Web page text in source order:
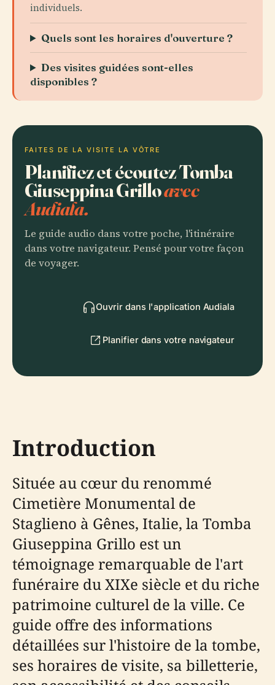
individuels.
Quels sont les horaires d'ouverture ?
Des visites guidées sont-elles
disponibles ?
FAITES DE LA VISITE LA VÔTRE
Planifiez et écoutez Tomba
Giuseppina Grilloavec
Audiala.
Le guide audio dans votre poche, l'itinéraire
dans votre navigateur. Pensé pour votre façon
de voyager.
Ouvrir dans l'application Audiala
Planifier dans votre navigateur
Introduction
Située au cœur du renommé
Cimetière Monumental de
Staglieno à Gênes, Italie, la Tomba
Giuseppina Grillo est un
témoignage remarquable de l'art
funéraire du XIXe siècle et du riche
patrimoine culturel de la ville. Ce
guide offre des informations
détaillées sur l'histoire de la tombe,
ses horaires de visite, sa billetterie,